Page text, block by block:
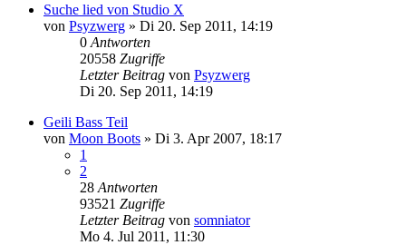
Suche lied von Studio X
von Psyzwerg » Di 20. Sep 2011, 14:19
0 Antworten
20558 Zugriffe
Letzter Beitrag von Psyzwerg
Di 20. Sep 2011, 14:19
Geili Bass Teil
von Moon Boots » Di 3. Apr 2007, 18:17
1
2
28 Antworten
93521 Zugriffe
Letzter Beitrag von somniator
Mo 4. Jul 2011, 11:30